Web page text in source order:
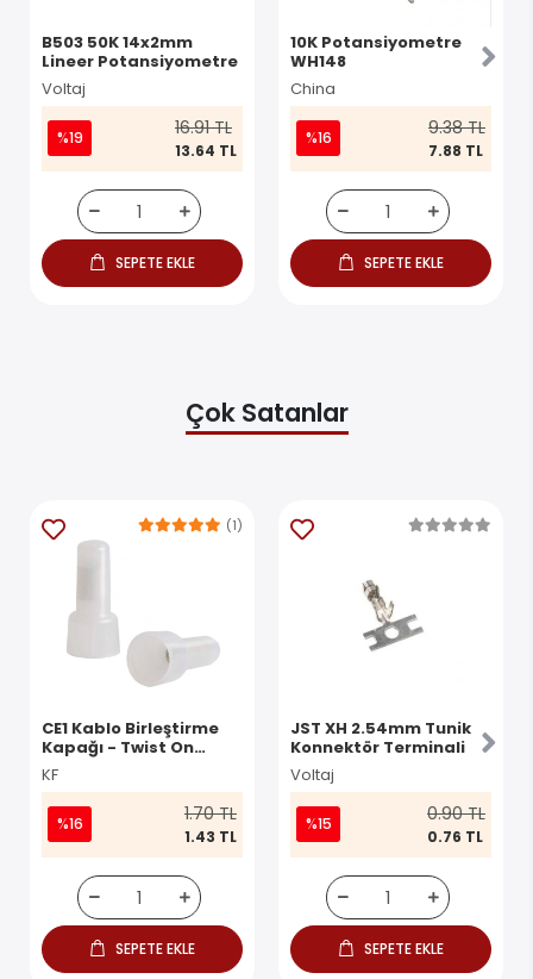
B503 50K 14x2mm
Lineer Potansiyometre
Voltaj
%19 16.91 TL
13.64 TL
SEPETE EKLE
10K Potansiyometre
WH148
China
%16 9.38 TL
7.88 TL
SEPETE EKLE
Çok Satanlar
CE1 Kablo Birleştirme
Kapağı - Twist On
Konnektör
KF
(1)
%16 1.70 TL
1.43 TL
SEPETE EKLE
JST XH 2.54mm Tunik
Konnektör Terminali
Voltaj
%15 0.90 TL
0.76 TL
SEPETE EKLE